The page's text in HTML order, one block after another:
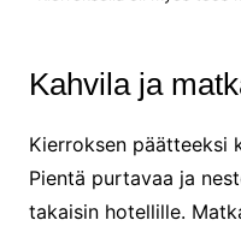
Kahvila ja
Kierroksen päätteeksi
Pientä purtavaa ja
takaisin hotellille.